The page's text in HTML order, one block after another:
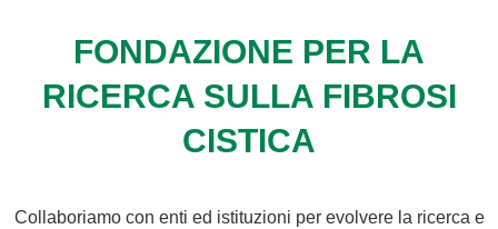
FONDAZIONE PER LA
RICERCA SULLA FIBROSI
CISTICA
Collaboriamo con enti ed istituzioni per evolvere la ricerca e